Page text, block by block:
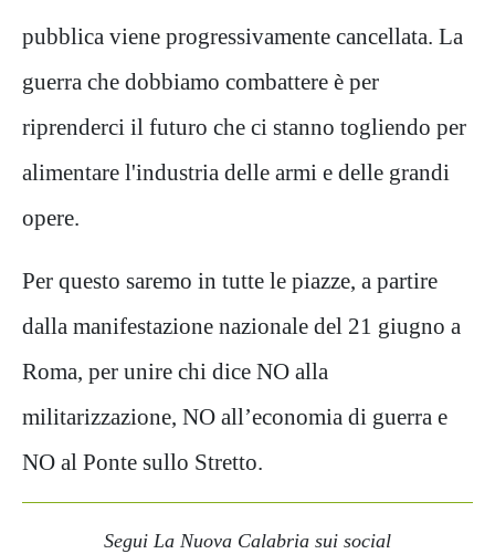
pubblica viene progressivamente cancellata. La
guerra che dobbiamo combattere è per
riprenderci il futuro che ci stanno togliendo per
alimentare l'industria delle armi e delle grandi
opere.
Per questo saremo in tutte le piazze, a partire
dalla manifestazione nazionale del 21 giugno a
Roma, per unire chi dice NO alla
militarizzazione, NO all’economia di guerra e
NO al Ponte sullo Stretto.
Segui La Nuova Calabria sui social